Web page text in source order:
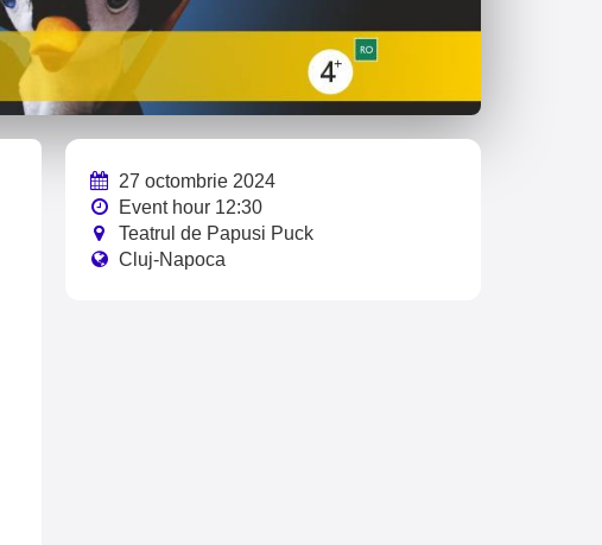
27 octombrie 2024
Event hour 12:30
Teatrul de Papusi Puck
Cluj-Napoca